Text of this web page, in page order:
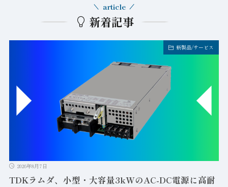
新着記事
article
新製品/サービス
2026年8月7日
TDKラムダ、小型・大容量3kWのAC-DC電源に高耐